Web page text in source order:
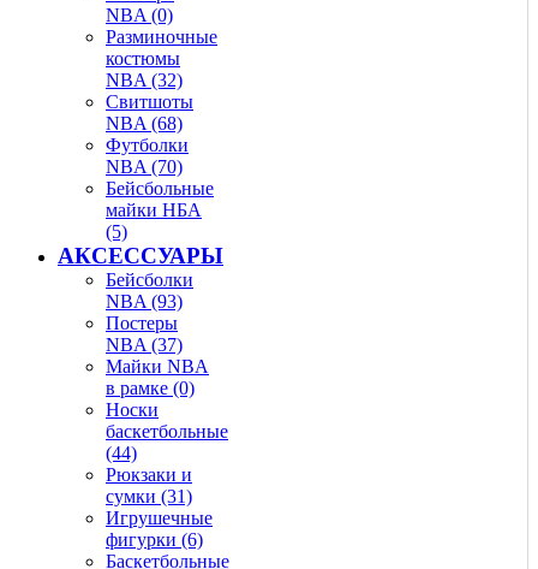
NBA (0)
Разминочные
костюмы
NBA (32)
Свитшоты
NBA (68)
Футболки
NBA (70)
Бейсбольные
майки НБА
(5)
АКСЕССУАРЫ
Бейсболки
NBA (93)
Постеры
NBA (37)
Майки NBA
в рамке (0)
Носки
баскетбольные
(44)
Рюкзаки и
сумки (31)
Игрушечные
фигурки (6)
Баскетбольные